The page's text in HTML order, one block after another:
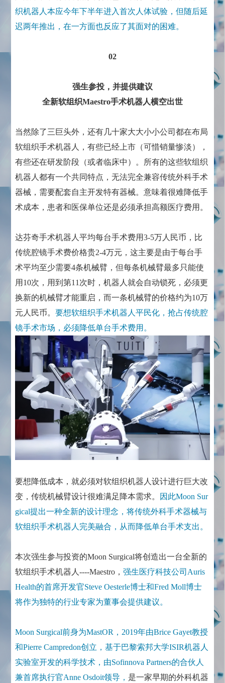
织机器人本应今年下半年进入首次人体试验，但随后延
迟两年推出，在一方面也反应了其面对的困难。
02
强生参投，并提供建议
全新软组织Maestro手术机器人横空出世
当然除了三巨头外，还有几十家大大小小公司都在布局
软组织手术机器人，有些已经上市（可惜销量惨淡），
有些还在研发阶段（或者临床中）。所有的这些软组织
机器人都有一个共同特点，无法完全兼容传统外科手术
器械，需要配套自主开发特有器械。意味着很难降低手
术成本，患者和医保单位还是必须承担高额医疗费用。
达芬奇手术机器人平均每台手术费用3-5万人民币，比
传统腔镜手术费价格贵2-4万元，这主要是由于每台手
术平均至少需要4条机械臂，但每条机械臂最多只能使
用10次，用到第11次时，机器人就会自动锁死，必须更
换新的机械臂才能重启，而一条机械臂的价格约为10万
元人民币。要想软组织手术机器人平民化，抢占传统腔
镜手术市场，必须降低单台手术费用。
要想降低成本，就必须对软组织机器人设计进行巨大改
变，传统机械臂设计很难满足降本需求。 因此Moon Sur
gical提出一种全新的设计理念，将传统外科手术器械与
软组织手术机器人完美融合，从而降低单台手术支出。
本次强生参与投资的Moon Surgical将创造出一台全新的
软组织手术机器人----Maestro，强生医疗科技公司Auris
Health的首席开发官Steve Oesterle博士和Fred Moll博士
将作为独特的行业专家为董事会提供建议。
Moon Surgical前身为MastOR，2019年由Brice Gayet教授
和Pierre Campredon创立，基于巴黎索邦大学ISIR机器人
实验室开发的科学技术，由Sofinnova Partners的合伙人
兼首席执行官Anne Osdoit领导， 是一家早期的外科机器